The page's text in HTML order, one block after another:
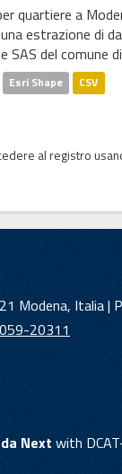
quartiere a
estrazione di
SAS del comune
Esri Shape CSV
al registro
Modena, Italia |
20311
Next with